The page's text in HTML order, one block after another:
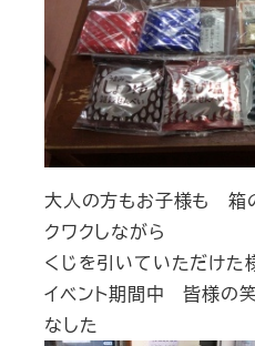
大人の方もお子様も 箱
クワクしながら
くじを引いていただけた
イベント期間中 皆様の
なした